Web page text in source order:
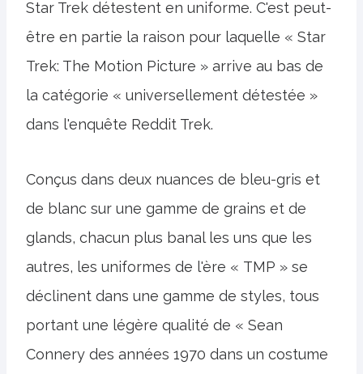
Star Trek détestent en uniforme. C'est peut-
être en partie la raison pour laquelle « Star
Trek: The Motion Picture » arrive au bas de
la catégorie « universellement détestée »
dans l'enquête Reddit Trek.
Conçus dans deux nuances de bleu-gris et
de blanc sur une gamme de grains et de
glands, chacun plus banal les uns que les
autres, les uniformes de l'ère « TMP » se
déclinent dans une gamme de styles, tous
portant une légère qualité de « Sean
Connery des années 1970 dans un costume